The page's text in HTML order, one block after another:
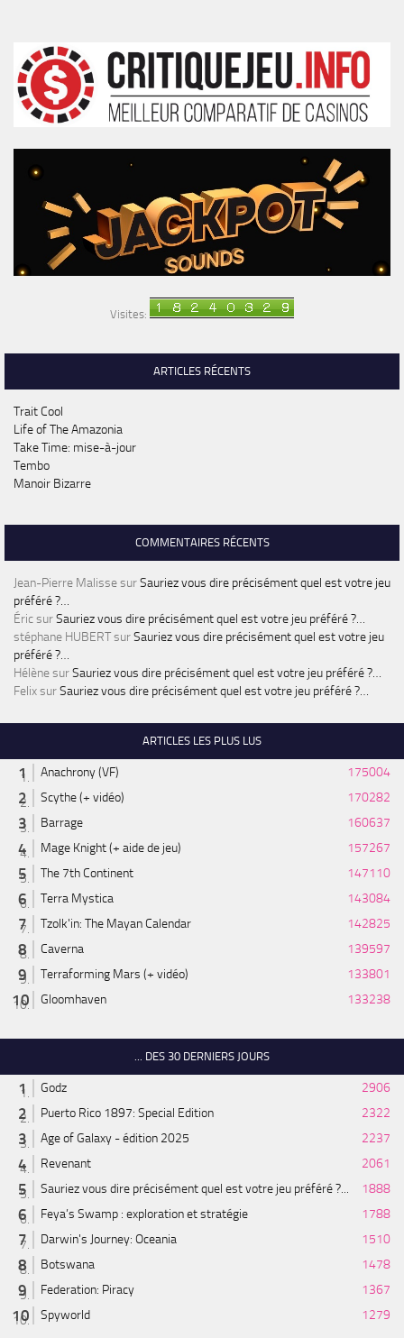
Visites:
ARTICLES RÉCENTS
Trait Cool
Life of The Amazonia
Take Time: mise-à-jour
Tembo
Manoir Bizarre
COMMENTAIRES RÉCENTS
Jean-Pierre MalissesurSauriez vous dire précisément quel est votre jeu
préféré ?…
ÉricsurSauriez vous dire précisément quel est votre jeu préféré ?…
stéphane HUBERTsurSauriez vous dire précisément quel est votre jeu
préféré ?…
HélènesurSauriez vous dire précisément quel est votre jeu préféré ?…
FelixsurSauriez vous dire précisément quel est votre jeu préféré ?…
ARTICLES LES PLUS LUS
Anachrony (VF)
175004
Scythe (+ vidéo)
170282
Barrage
160637
Mage Knight (+ aide de jeu)
157267
The 7th Continent
147110
Terra Mystica
143084
Tzolk'in: The Mayan Calendar
142825
Caverna
139597
Terraforming Mars (+ vidéo)
133801
Gloomhaven
133238
... DES 30 DERNIERS JOURS
Godz
2906
Puerto Rico 1897: Special Edition
2322
Age of Galaxy - édition 2025
2237
Revenant
2061
Sauriez vous dire précisément quel est votre jeu préféré ?...
1888
Feya’s Swamp : exploration et stratégie
1788
Darwin's Journey: Oceania
1510
Botswana
1478
Federation: Piracy
1367
Spyworld
1279